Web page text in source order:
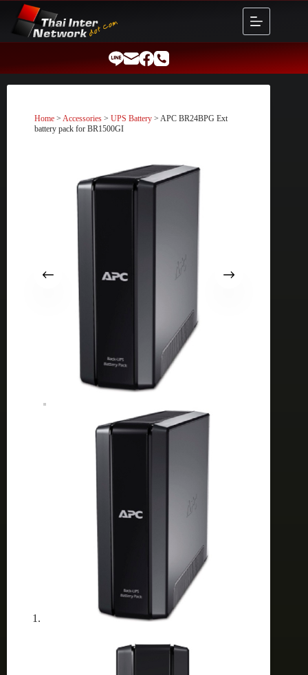
content
Home > Accessories > UPS Battery > APC BR24BPG Ext
battery pack for BR1500GI